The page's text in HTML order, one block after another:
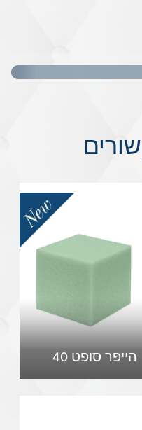
הייפר סופט 40